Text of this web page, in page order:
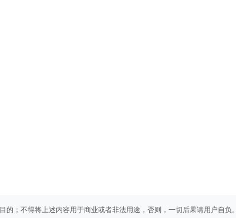
；不得将上述内容用于商业或者非法用途，否则，一切后果请用户自负。